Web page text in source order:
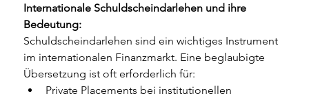
Internationale Schuldscheindarlehen und ihre
Bedeutung:
Schuldscheindarlehen sind ein wichtiges Instrument
im internationalen Finanzmarkt. Eine beglaubigte
Übersetzung ist oft erforderlich für:
Private Placements bei institutionellen